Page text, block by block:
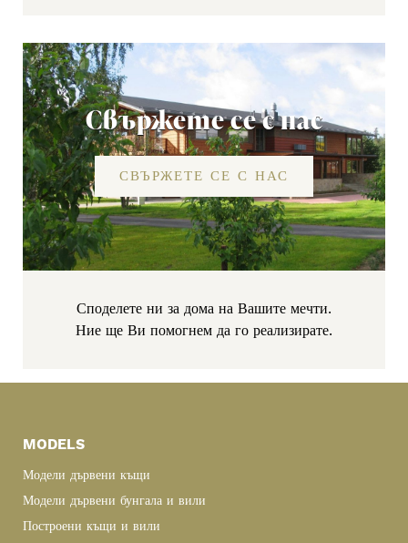
Свържете се с нас
СВЪРЖЕТЕ СЕ С НАС
Споделете ни за дома на Вашите мечти.
Ние ще Ви помогнем да го реализирате.
Sidebar
MODELS
Модели дървени къщи
Модели дървени бунгала и вили
Построени къщи и вили